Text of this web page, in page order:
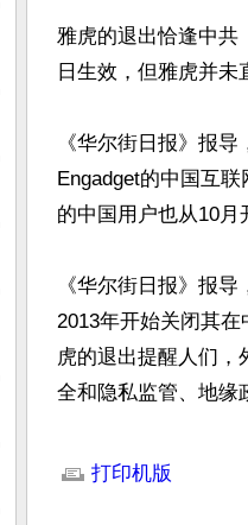
雅虎的退出恰逢中共
日生效，但雅虎并未
《华尔街日报》报
Engadget的中国互
的中国用户也从10月
《华尔街日报》报
2013年开始关闭其
虎的退出提醒人们
全和隐私监管、地缘
打印机版